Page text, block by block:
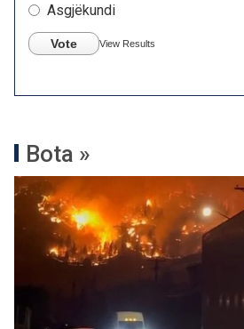
Asgjëkundi
Vote View Results
Bota »